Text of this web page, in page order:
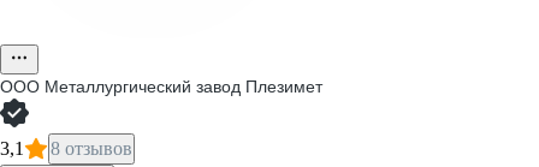
ООО Металлургический завод Плезимет
3,1 8 отзывов